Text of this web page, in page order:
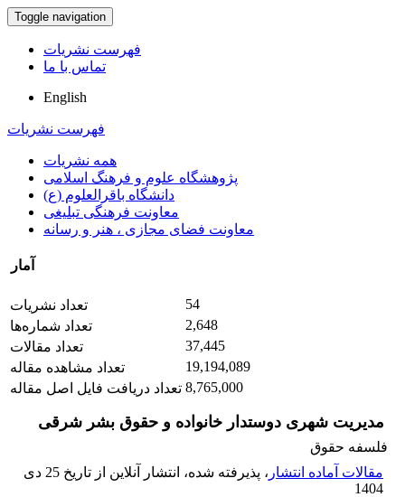
Toggle navigation
فهرست نشریات
تماس با ما
English
فهرست نشریات
همه نشریات
پژوهشگاه علوم و فرهنگ اسلامی
دانشگاه باقرالعلوم (ع)
معاونت فرهنگی تبلیغی
معاونت فضای مجازی ، هنر و رسانه
آمار
تعداد نشریات
54
تعداد شماره‌ها
2,648
تعداد مقالات
37,445
تعداد مشاهده مقاله
19,194,089
تعداد دریافت فایل اصل مقاله 8,765,000
مدیریت شهری دوستدار خانواده و حقوق بشر شرقی
فلسفه حقوق
مقالات آماده انتشار
، پذیرفته شده، انتشار آنلاین از تاریخ 25 دی
1404